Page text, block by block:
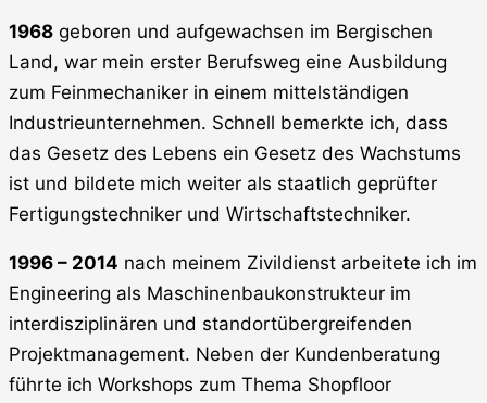
1968 geboren und aufgewachsen im Bergischen
Land, war mein erster Berufsweg eine Ausbildung
zum Feinmechaniker in einem mittelständigen
Industrieunternehmen. Schnell bemerkte ich, dass
das Gesetz des Lebens ein Gesetz des Wachstums
ist und bildete mich weiter als staatlich geprüfter
Fertigungstechniker und Wirtschaftstechniker.
1996 – 2014 nach meinem Zivildienst arbeitete ich im
Engineering als Maschinenbaukonstrukteur im
interdisziplinären und standortübergreifenden
Projektmanagement. Neben der Kundenberatung
führte ich Workshops zum Thema Shopfloor